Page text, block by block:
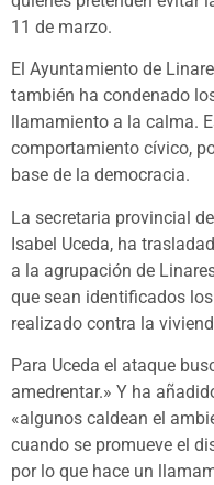
11 de marzo.
El Ayuntamiento de
también ha condenado
llamamiento a la calma.
comportamiento cívico,
base de la democracia.
La secretaria provincial
Isabel Uceda, ha
a la agrupación de
que sean identificados
realizado contra la
Para Uceda el ataque
amedrentar.» Y ha
«algunos caldean el
cuando se promueve el
por lo que hace un